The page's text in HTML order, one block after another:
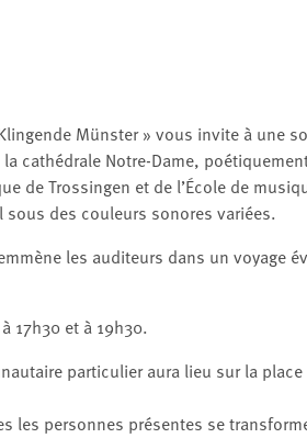
Münster » vous invite à une
cathédrale Notre-Dame,
de Trossingen et de l’École de
sous des couleurs sonores variées.
les auditeurs dans un voyage
17h30 et à 19h30.
particulier aura lieu sur la place
les personnes présentes se